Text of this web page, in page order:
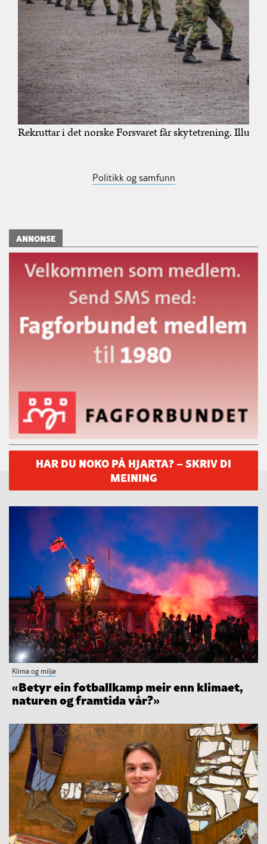
Rekruttar i det norske Forsvaret får skytetrening.
Politikk og samfunn
ANNONSE
Klima og miljø
«Betyr ein fotballkamp meir enn klimaet,
naturen og framtida vår?»
HAR DU NOKO PÅ HJARTA? – SKRIV DI
MEINING